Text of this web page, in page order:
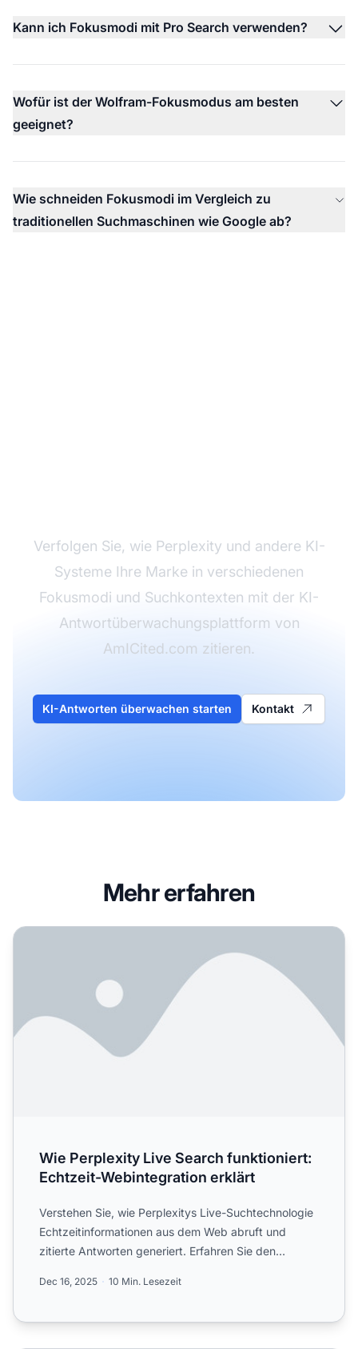
Kann ich Fokusmodi mit Pro Search verwenden?
Wofür ist der Wolfram-Fokusmodus am besten
geeignet?
Wie schneiden Fokusmodi im Vergleich zu
traditionellen Suchmaschinen wie Google ab?
Verfolgen Sie, wie Perplexity und andere KI-
Systeme Ihre Marke in verschiedenen
Fokusmodi und Suchkontexten mit der KI-
Antwortüberwachungsplattform von
AmICited.com zitieren.
KI-Antworten überwachen starten Kontakt
Mehr erfahren
Wie Perplexity Live Search funktioniert: Echtzeit-
Wie Perplexity Live Search funktioniert:
Echtzeit-Webintegration erklärt
Verstehen Sie, wie Perplexitys Live-Suchtechnologie
Echtzeitinformationen aus dem Web abruft und
zitierte Antworten generiert. Erfahren Sie den
Dec 16, 2025 10 Min. Lesezeit